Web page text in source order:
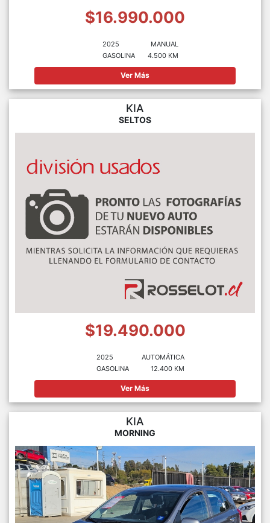
$16.990.000
2025
GASOLINA
MANUAL
4.500 KM
Ver Más
KIA
SELTOS
$19.490.000
2025
GASOLINA
AUTOMÁTICA
12.400 KM
Ver Más
KIA
MORNING